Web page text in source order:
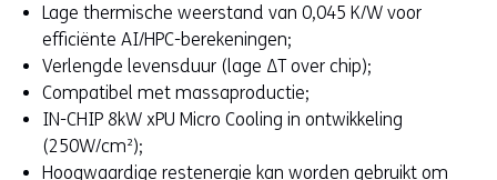
Lage thermische weerstand van 0,045 K/W voor
efficiënte AI/HPC-berekeningen;
Verlengde levensduur (lage ΔT over chip);
Compatibel met massaproductie;
IN-CHIP 8kW xPU Micro Cooling in ontwikkeling
(250W/cm²);
Hoogwaardige restenergie kan worden gebruikt om